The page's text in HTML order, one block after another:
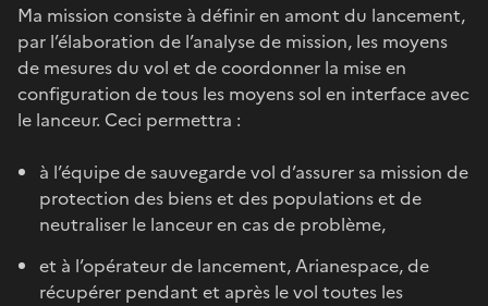
Ma mission consiste à définir en amont du lancement,
par l’élaboration de l’analyse de mission, les moyens
de mesures du vol et de coordonner la mise en
configuration de tous les moyens sol en interface avec
le lanceur. Ceci permettra :
à l’équipe de sauvegarde vol d’assurer sa mission de
protection des biens et des populations et de
neutraliser le lanceur en cas de problème,
et à l’opérateur de lancement, Arianespace, de
récupérer pendant et après le vol toutes les